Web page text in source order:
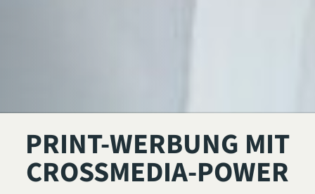
PRINT-WERBUNG MIT
CROSSMEDIA-POWER